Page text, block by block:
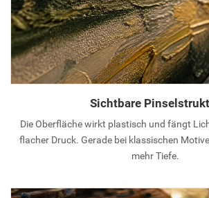
Sichtbare
Die Oberfläche wirkt plastisch und fängt
flacher Druck. Gerade bei klassischen
mehr Tiefe.